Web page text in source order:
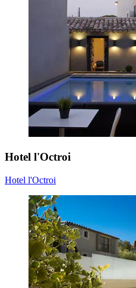
Hotel l'Octroi
Hotel l'Octroi